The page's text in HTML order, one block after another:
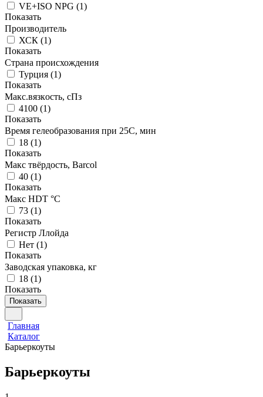
VE+ISO NPG (1)
Показать
Производитель
ХСК (1)
Показать
Страна происхождения
Турция (1)
Показать
Макс.вязкoсть, сПз
4100 (1)
Показать
Время гелеобразования при 25С, мин
18 (1)
Показать
Макс твёрдость, Barcol
40 (1)
Показать
Макс HDT °С
73 (1)
Показать
Регистр Ллойда
Нет (1)
Показать
Заводская упаковка, кг
18 (1)
Показать
Показать
Главная
Каталог
Барьеркоуты
Барьеркоуты